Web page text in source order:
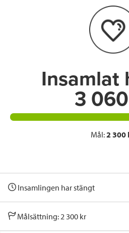
e
I
n
Insamlat
3
Mål:2 300
Insamlingen har stängt
Målsättning: 2 300 kr